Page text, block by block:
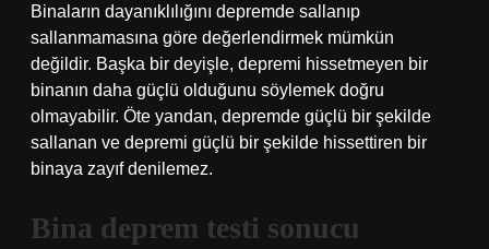
Binaların dayanıklılığını depremde sallanıp
sallanmamasına göre değerlendirmek mümkün
değildir. Başka bir deyişle, depremi hissetmeyen bir
binanın daha güçlü olduğunu söylemek doğru
olmayabilir. Öte yandan, depremde güçlü bir şekilde
sallanan ve depremi güçlü bir şekilde hissettiren bir
binaya zayıf denilemez.
Bina deprem testi sonucu